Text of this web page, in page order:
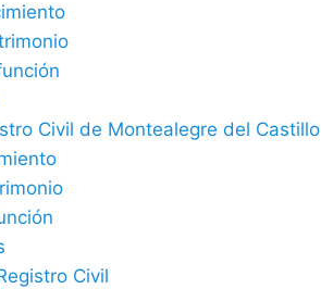
Civil de Montealegre del Castillo
Civil